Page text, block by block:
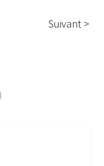
Suivant >